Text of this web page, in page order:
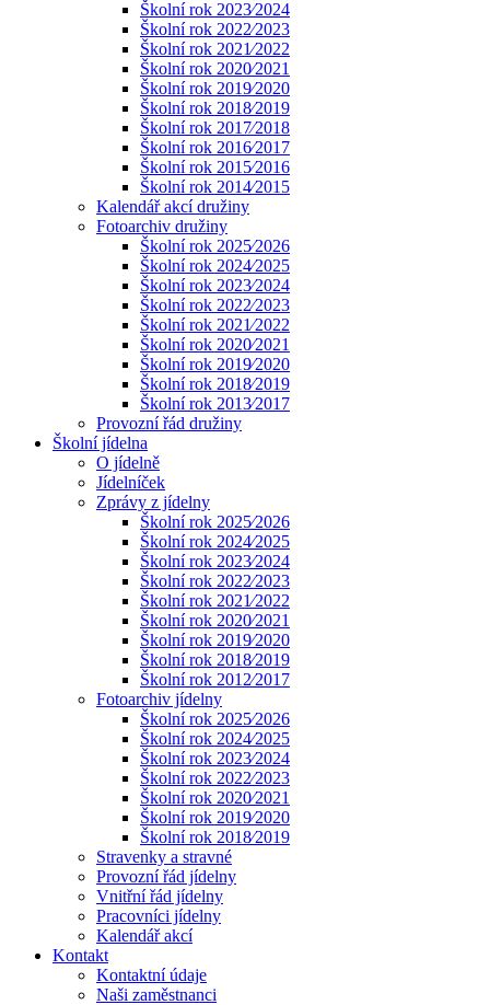
Školní rok 2023⁄2024
Školní rok 2022⁄2023
Školní rok 2021⁄2022
Školní rok 2020⁄2021
Školní rok 2019⁄2020
Školní rok 2018⁄2019
Školní rok 2017⁄2018
Školní rok 2016⁄2017
Školní rok 2015⁄2016
Školní rok 2014⁄2015
Kalendář akcí družiny
Fotoarchiv družiny
Školní rok 2025⁄2026
Školní rok 2024⁄2025
Školní rok 2023⁄2024
Školní rok 2022⁄2023
Školní rok 2021⁄2022
Školní rok 2020⁄2021
Školní rok 2019⁄2020
Školní rok 2018⁄2019
Školní rok 2013⁄2017
Provozní řád družiny
Školní jídelna
O jídelně
Jídelníček
Zprávy z jídelny
Školní rok 2025⁄2026
Školní rok 2024⁄2025
Školní rok 2023⁄2024
Školní rok 2022⁄2023
Školní rok 2021⁄2022
Školní rok 2020⁄2021
Školní rok 2019⁄2020
Školní rok 2018⁄2019
Školní rok 2012⁄2017
Fotoarchiv jídelny
Školní rok 2025⁄2026
Školní rok 2024⁄2025
Školní rok 2023⁄2024
Školní rok 2022⁄2023
Školní rok 2020⁄2021
Školní rok 2019⁄2020
Školní rok 2018⁄2019
Stravenky a stravné
Provozní řád jídelny
Vnitřní řád jídelny
Pracovníci jídelny
Kalendář akcí
Kontakt
Kontaktní údaje
Naši zaměstnanci